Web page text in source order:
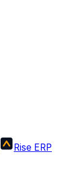
Rise ERP